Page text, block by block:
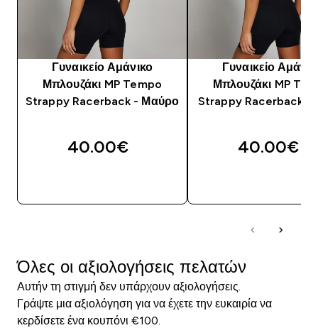
Γυναικείο Αμάνικο
Μπλουζάκι MP Tempo
Strappy Racerback - Μαύρο
40.00€‎
Γυναικείο
Μπλουζάκι MP
Strappy Racerback -
40.00€‎
Όλες οι αξιολογήσεις πελατών
Αυτήν τη στιγμή δεν υπάρχουν αξιολογήσεις.
Γράψτε μια αξιολόγηση για να έχετε την ευκαιρία να
κερδίσετε ένα κουπόνι €100.